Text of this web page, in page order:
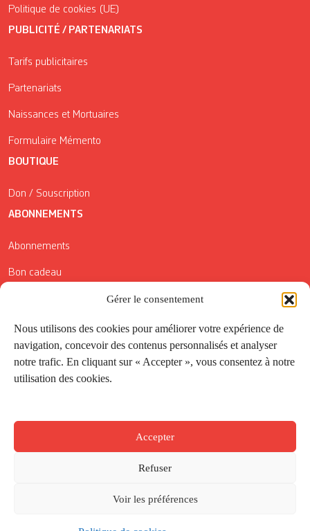
Gérer le consentement
Nous utilisons des cookies pour améliorer votre expérience de
navigation, concevoir des contenus personnalisés et analyser
notre trafic. En cliquant sur « Accepter », vous consentez à notre
utilisation des cookies.
Accepter
Refuser
Voir les préférences
Politique de cookies (UE)
PUBLICITÉ / PARTENARIATS
Tarifs publicitaires
Partenariats
Naissances et Mortuaires
Formulaire Mémento
BOUTIQUE
Don / Souscription
ABONNEMENTS
Abonnements
Bon cadeau
Conditions générales de vente
Réductions de la Carte Côté Courrier
Application